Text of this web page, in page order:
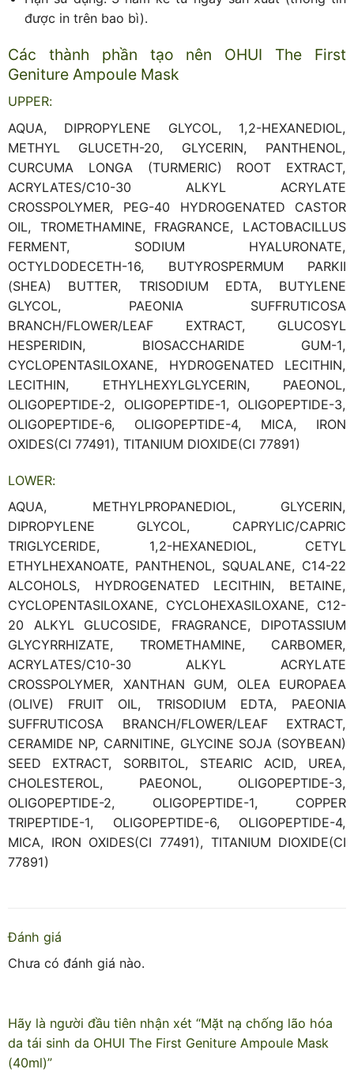
được in trên bao bì).
Các thành phần tạo nên OHUI The First
Geniture Ampoule Mask
UPPER:
AQUA, DIPROPYLENE GLYCOL, 1,2-HEXANEDIOL,
METHYL GLUCETH-20, GLYCERIN, PANTHENOL,
CURCUMA LONGA (TURMERIC) ROOT EXTRACT,
ACRYLATES/C10-30 ALKYL ACRYLATE
CROSSPOLYMER, PEG-40 HYDROGENATED CASTOR
OIL, TROMETHAMINE, FRAGRANCE, LACTOBACILLUS
FERMENT, SODIUM HYALURONATE,
OCTYLDODECETH-16, BUTYROSPERMUM PARKII
(SHEA) BUTTER, TRISODIUM EDTA, BUTYLENE
GLYCOL, PAEONIA SUFFRUTICOSA
BRANCH/FLOWER/LEAF EXTRACT, GLUCOSYL
HESPERIDIN, BIOSACCHARIDE GUM-1,
CYCLOPENTASILOXANE, HYDROGENATED LECITHIN,
LECITHIN, ETHYLHEXYLGLYCERIN, PAEONOL,
OLIGOPEPTIDE-2, OLIGOPEPTIDE-1, OLIGOPEPTIDE-3,
OLIGOPEPTIDE-6, OLIGOPEPTIDE-4, MICA, IRON
OXIDES(CI 77491), TITANIUM DIOXIDE(CI 77891)
LOWER:
AQUA, METHYLPROPANEDIOL, GLYCERIN,
DIPROPYLENE GLYCOL, CAPRYLIC/CAPRIC
TRIGLYCERIDE, 1,2-HEXANEDIOL, CETYL
ETHYLHEXANOATE, PANTHENOL, SQUALANE, C14-22
ALCOHOLS, HYDROGENATED LECITHIN, BETAINE,
CYCLOPENTASILOXANE, CYCLOHEXASILOXANE, C12-
20 ALKYL GLUCOSIDE, FRAGRANCE, DIPOTASSIUM
GLYCYRRHIZATE, TROMETHAMINE, CARBOMER,
ACRYLATES/C10-30 ALKYL ACRYLATE
CROSSPOLYMER, XANTHAN GUM, OLEA EUROPAEA
(OLIVE) FRUIT OIL, TRISODIUM EDTA, PAEONIA
SUFFRUTICOSA BRANCH/FLOWER/LEAF EXTRACT,
CERAMIDE NP, CARNITINE, GLYCINE SOJA (SOYBEAN)
SEED EXTRACT, SORBITOL, STEARIC ACID, UREA,
CHOLESTEROL, PAEONOL, OLIGOPEPTIDE-3,
OLIGOPEPTIDE-2, OLIGOPEPTIDE-1, COPPER
TRIPEPTIDE-1, OLIGOPEPTIDE-6, OLIGOPEPTIDE-4,
MICA, IRON OXIDES(CI 77491), TITANIUM DIOXIDE(CI
77891)
Đánh giá
Chưa có đánh giá nào.
Hãy là người đầu tiên nhận xét “Mặt nạ chống lão hóa
da tái sinh da OHUI The First Geniture Ampoule Mask
(40ml)”